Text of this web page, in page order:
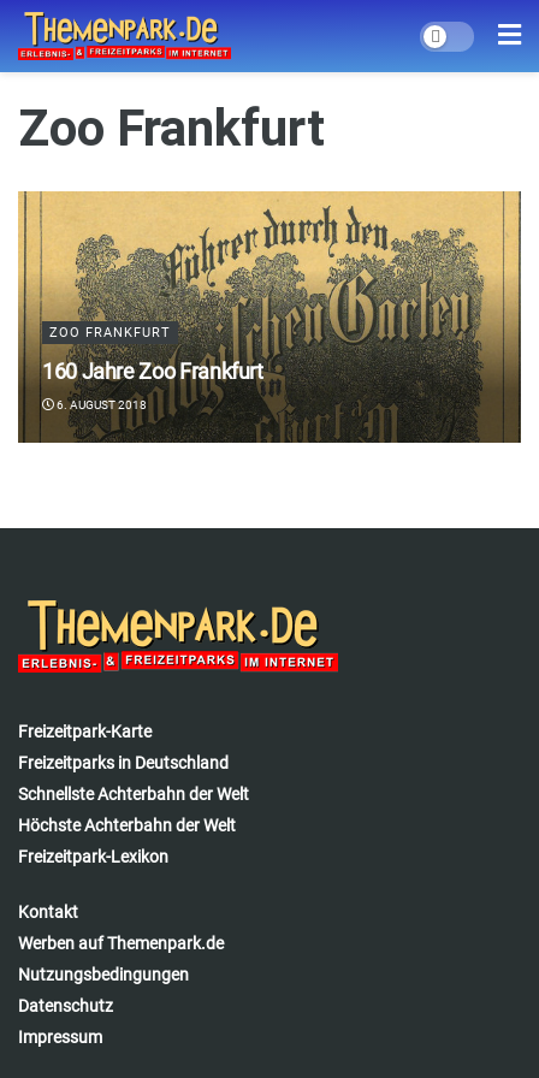
Zoo Frankfurt
ZOO FRANKFURT
160 Jahre Zoo Frankfurt
6. AUGUST 2018
Freizeitpark-Karte
Freizeitparks in Deutschland
Schnellste Achterbahn der Welt
Höchste Achterbahn der Welt
Freizeitpark-Lexikon
Kontakt
Werben auf Themenpark.de
Nutzungsbedingungen
Datenschutz
Impressum